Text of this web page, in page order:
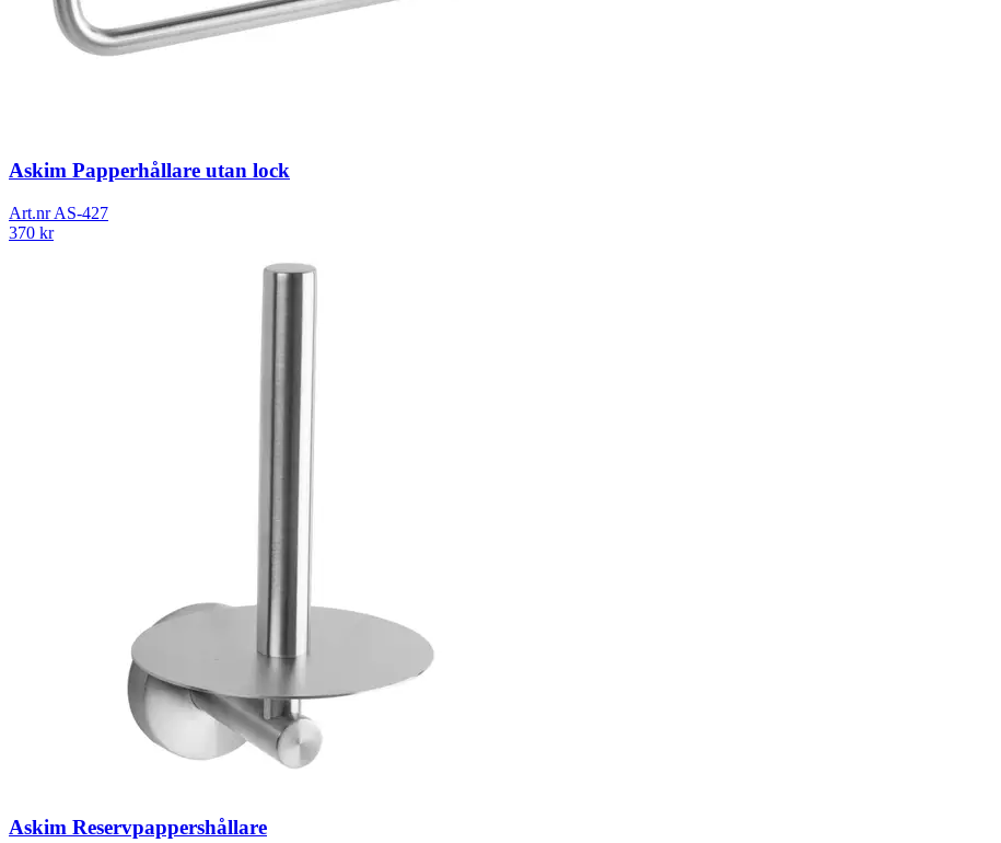
Askim Papperhållare utan lock
Art.nrAS-427
370 kr
Askim Reservpappershållare